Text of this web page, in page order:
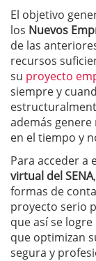
El objetivo
los Nuevos
de las
recursos
su proyecto
siempre y
además
en el tiempo y
Para acceder a
virtual del SENA
formas de
proyecto serio
que así se
que optimizan
segura y